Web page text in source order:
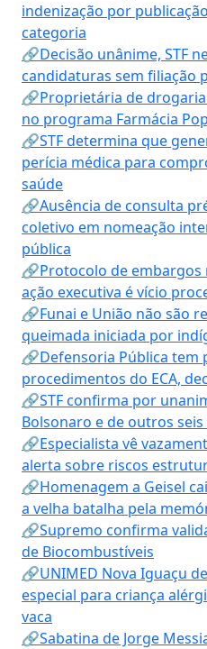
indenização por
categoria
🔗Decisão unânime, STF
candidaturas sem filiação
🔗Proprietária de
no programa Farmácia
🔗STF determina que
perícia médica para
saúde
🔗Ausência de consulta
coletivo em nomeação
pública
🔗Protocolo de
ação executiva é vício
🔗Funai e União não são
queimada iniciada por
🔗Defensoria Pública tem
procedimentos do ECA,
🔗STF confirma por
Bolsonaro e de outros
🔗Especialista vê
alerta sobre riscos
🔗Homenagem a Geisel
a velha batalha pela
🔗Supremo confirma
de Biocombustíveis
🔗UNIMED Nova Iguaçu
especial para criança
vaca
🔗Sabatina de Jorge